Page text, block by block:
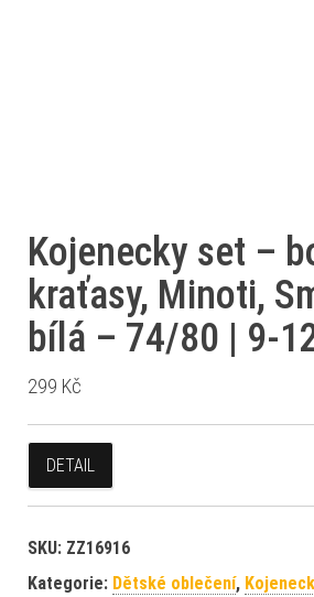
Kojenecky set –
kraťasy, Minoti,
bílá – 74/80 | 9-
299 Kč
DETAIL
SKU: ZZ16916
Kategorie: Dětské oblečení,